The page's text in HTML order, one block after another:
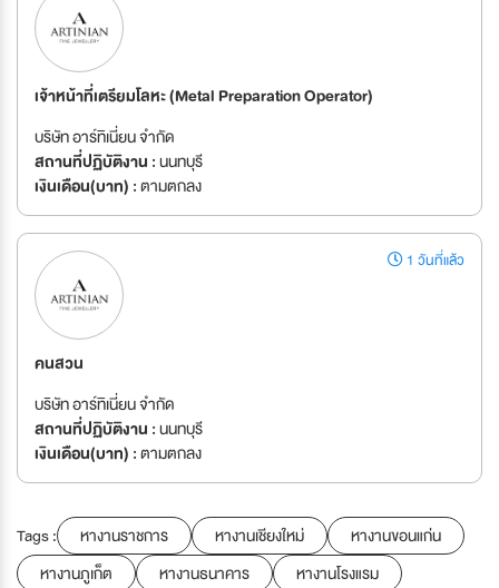
เจ้าหน้าที่เตรียมโลหะ (Metal Preparation Operator)
บริษัท อาร์ทิเนี่ยน จำกัด
สถานที่ปฏิบัติงาน :นนทบุรี
เงินเดือน(บาท) :ตามตกลง
1 วันที่แล้ว
คนสวน
บริษัท อาร์ทิเนี่ยน จำกัด
สถานที่ปฏิบัติงาน :นนทบุรี
เงินเดือน(บาท) :ตามตกลง
Tags : หางานราชการ หางานเชียงใหม่
หางานขอนแก่น
หางานภูเก็ต
หางานธนาคาร หางานโรงแรม